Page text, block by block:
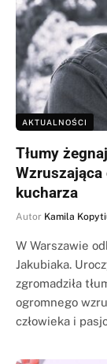
AKTUALNOŚCI
Tłumy
kucharza
Autor Kamila
W Warszawie
Jakubiaka.
zgromadziła
ogromnego
człowieka i